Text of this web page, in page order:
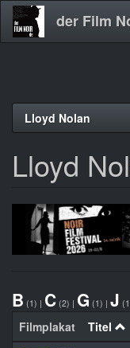
Direkt
der Film
Lloyd Nolan
Lloyd
B (1) | C (2) | G (1) | J
Filmplakat Titel